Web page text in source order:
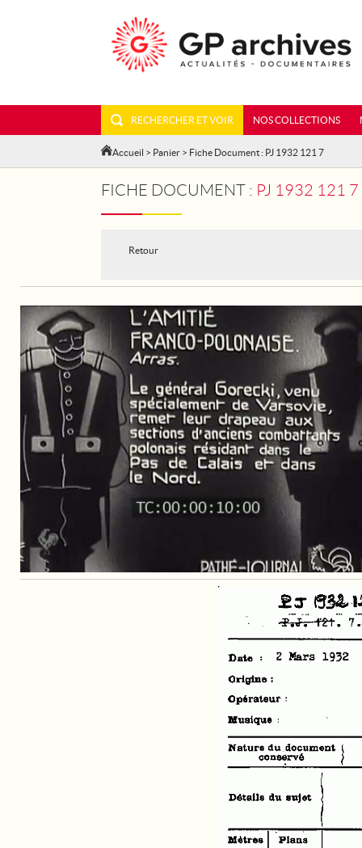
RECHERCHER ET VOIR NOS COLLECTIONS
Accueil > Panier > Fiche Document : PJ 1932 121 7
FICHE DOCUMENT : PJ 1932 121
Retour